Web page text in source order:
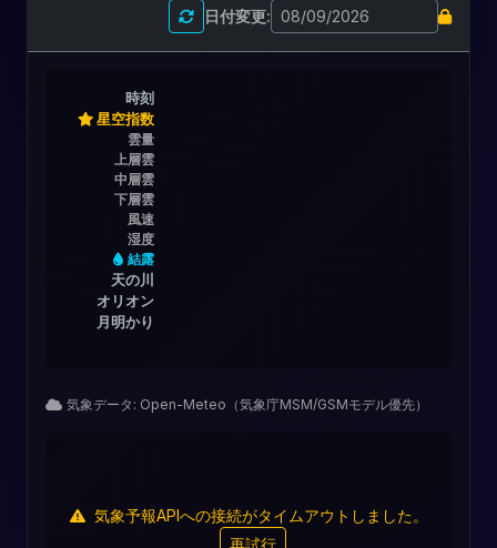
日付変更:
時刻
星空指数
雲量
上層雲
中層雲
下層雲
風速
湿度
結露
天の川
オリオン
月明かり
気象データ: Open-Meteo（気象庁MSM/GSMモデル優先）
気象予報APIへの接続がタイムアウトしました。
再試行